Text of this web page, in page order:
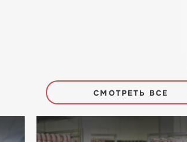
СМОТРЕТЬ ВСЕ